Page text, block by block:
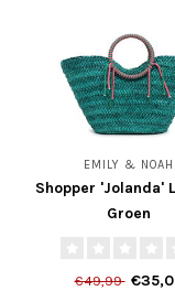
EMILY & NOAH
Shopper 'Jolanda'
Groen
€49,99